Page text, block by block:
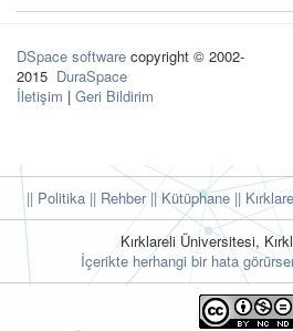
DSpace software copyright © 2002-
2015 DuraSpace
İletişim | Geri Bildirim
|| Politika || Rehber|| Kütüphane ||
Kırklareli Üniversitesi,
İçerikte herhangi bir hata